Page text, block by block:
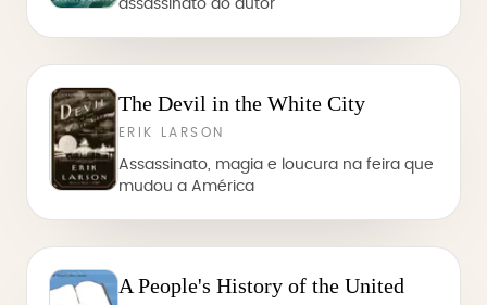
assassinato do autor
The Devil in the White City
ERIK LARSON
Assassinato, magia e loucura na feira que
mudou a América
A People's History of the United